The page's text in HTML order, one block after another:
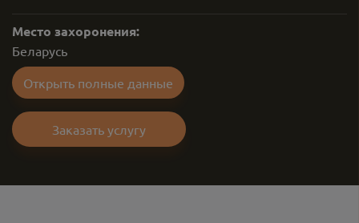
Место захоронения:
Беларусь
Открыть полные данные
Заказать услугу